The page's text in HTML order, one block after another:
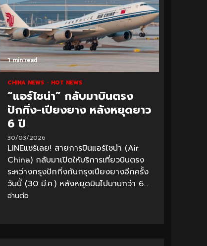
1 min read
CHINA NEWS HOT NEWS
“แอร์ไชน่า” กลับมาบินตรง
ปักกิ่ง-เปียงยาง หลังหยุดยาว
6 ปี
30/03/2026
LINEแชร์เลย! สายการบินแอร์ไชน่า (Air
China) กลับมาเปิดให้บริการเที่ยวบินตรง
ระหว่างกรุงปักกิ่งกับกรุงเปียงยางอีกครั้ง
วันนี้ (30 มี.ค.) หลังหยุดบินไปนานกว่า 6...
อ่านต่อ